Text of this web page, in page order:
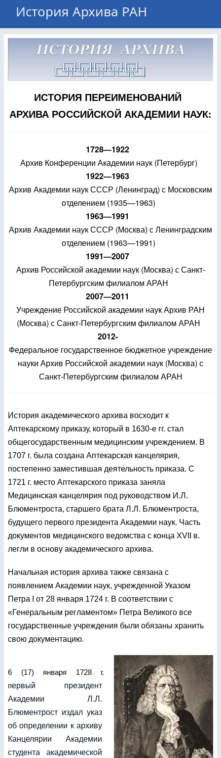
История Архива РАН
ИСТОРИЯ ПЕРЕИМЕНОВАНИЙ
АРХИВА РОССИЙСКОЙ АКАДЕМИИ НАУК:
1728—1922
Архив Конференции Академии наук (Петербург)
1922—1963
Архив Академии наук СССР (Ленинград) с Московским
отделением (1935—1963)
1963—1991
Архив Академии наук СССР (Москва) с Ленинградским
отделением (1963—1991)
1991—2007
Архив Российской академии наук (Москва) с Санкт-
Петербургским филиалом АРАН
2007—2011
Учреждение Российской академии наук Архив РАН
(Москва) с Санкт-Петербургским филиалом АРАН
2012-
Федеральное государственное бюджетное учреждение
науки Архив Российской академии наук (Москва) с
Санкт-Петербургским филиалом АРАН
История академического архива восходит к
Аптекарскому приказу, который в 1630-е гг. стал
общегосударственным медицинским учреждением. В
1707 г. была создана Аптекарская канцелярия,
постепенно заместившая деятельность приказа. С
1721 г. место Аптекарского приказа заняла
Медицинская канцелярия под руководством И.Л.
Блюментроста, старшего брата Л.Л. Блюментроста,
будущего первого президента Академии наук. Часть
документов медицинского ведомства с конца XVII в.
легли в основу академического архива.
Начальная история архива также связана с
появлением Академии наук, учрежденной Указом
Петра I от 28 января 1724 г. В соответствии с
«Генеральным регламентом» Петра Великого все
государственные учреждения были обязаны хранить
свою документацию.
6 (17) января 1728 г.
первый президент
Академии Л.Л.
Блюментрост издал указ
об определении к архиву
Канцелярии Академии
студента академической